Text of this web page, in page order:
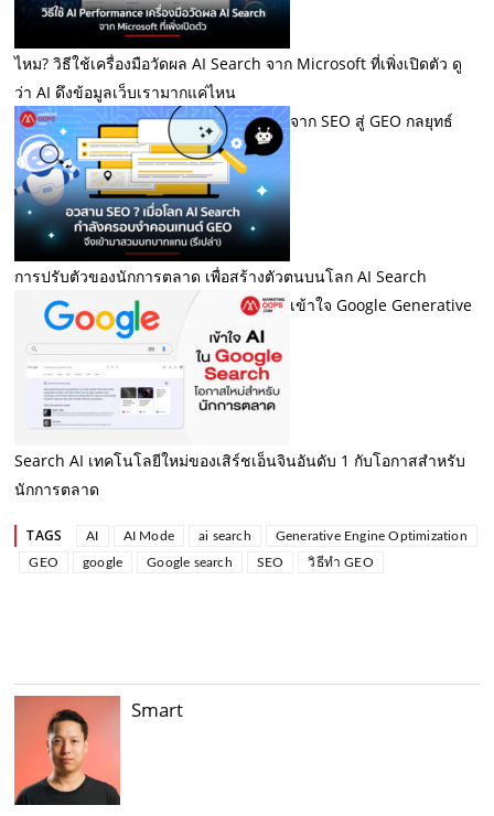
ไหม? วิธีใช้เครื่องมือวัดผล AI Search จาก Microsoft ที่เพิ่งเปิดตัว ดู
ว่า AI ดึงข้อมูลเว็บเรามากแค่ไหน
จาก SEO สู่ GEO กลยุทธ์
การปรับตัวของนักการตลาด เพื่อสร้างตัวตนบนโลก AI Search
เข้าใจ Google Generative
Search AI เทคโนโลยีใหม่ของเสิร์ชเอ็นจินอันดับ 1 กับโอกาสสำหรับ
นักการตลาด
TAGS AI AI Mode ai search
Generative Engine Optimization
GEO
google Google search SEO วิธีทำ GEO
Smart